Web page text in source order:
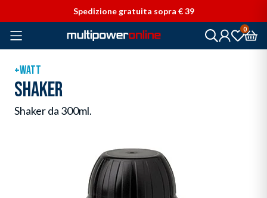
Spedizione gratuita sopra € 39
0
+WATT
SHAKER
Shaker da 300ml.